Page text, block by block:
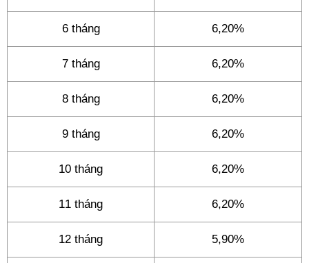
6 tháng 6,20%
7 tháng 6,20%
8 tháng 6,20%
9 tháng 6,20%
10 tháng 6,20%
11 tháng 6,20%
12 tháng 5,90%